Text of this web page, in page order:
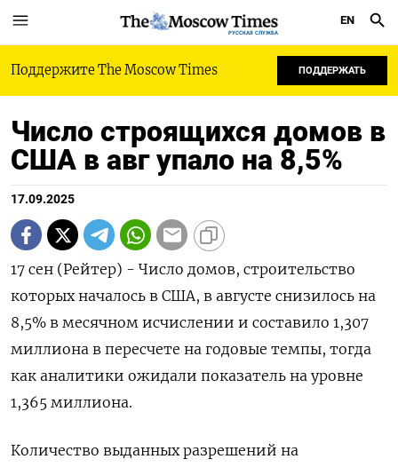
РУССКАЯ СЛУЖБА
EN
Поддержите The Moscow Times ПОДДЕРЖАТЬ
Число строящихся домов в
США в авг упало на 8,5%
17.09.2025
17 сен (Рейтер) - Число домов, строительство
которых началось в США, в августе снизилось на
8,5% в месячном исчислении и составило 1,307
миллиона в пересчете на годовые темпы, тогда
как аналитики ожидали показатель на уровне
1,365 миллиона.
Количество выданных разрешений на